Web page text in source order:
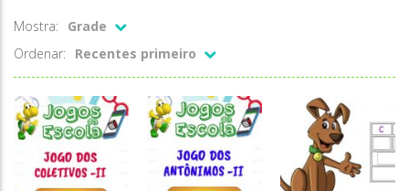
Mostra:
Grade
Ordenar:
Recentes primeiro